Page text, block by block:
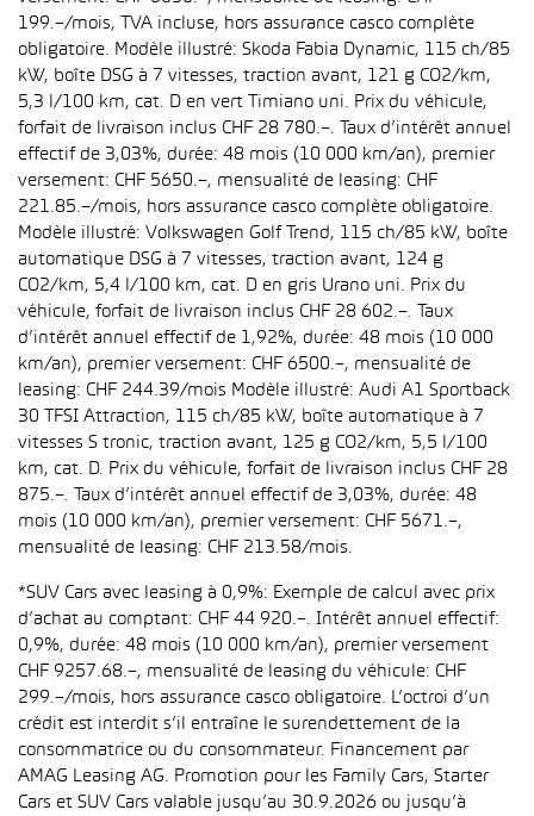
199.–/mois, TVA incluse, hors assurance casco complète
obligatoire. Modèle illustré: Skoda Fabia Dynamic, 115 ch/85
kW, boîte DSG à 7 vitesses, traction avant, 121 g CO2/km,
5,3 l/100 km, cat. D en vert Timiano uni. Prix du véhicule,
forfait de livraison inclus CHF 28 780.–. Taux d’intérêt annuel
effectif de 3,03%, durée: 48 mois (10 000 km/an), premier
versement: CHF 5650.–, mensualité de leasing: CHF
221.85.–/mois, hors assurance casco complète obligatoire.
Modèle illustré: Volkswagen Golf Trend, 115 ch/85 kW, boîte
automatique DSG à 7 vitesses, traction avant, 124 g
CO2/km, 5,4 l/100 km, cat. D en gris Urano uni. Prix du
véhicule, forfait de livraison inclus CHF 28 602.–. Taux
d’intérêt annuel effectif de 1,92%, durée: 48 mois (10 000
km/an), premier versement: CHF 6500.–, mensualité de
leasing: CHF 244.39/mois Modèle illustré: Audi A1 Sportback
30 TFSI Attraction, 115 ch/85 kW, boîte automatique à 7
vitesses S tronic, traction avant, 125 g CO2/km, 5,5 l/100
km, cat. D. Prix du véhicule, forfait de livraison inclus CHF 28
875.–. Taux d’intérêt annuel effectif de 3,03%, durée: 48
mois (10 000 km/an), premier versement: CHF 5671.–,
mensualité de leasing: CHF 213.58/mois.
*SUV Cars avec leasing à 0,9%: Exemple de calcul avec prix
d’achat au comptant: CHF 44 920.–. Intérêt annuel effectif:
0,9%, durée: 48 mois (10 000 km/an), premier versement
CHF 9257.68.–, mensualité de leasing du véhicule: CHF
299.–/mois, hors assurance casco obligatoire. L’octroi d’un
crédit est interdit s’il entraîne le surendettement de la
consommatrice ou du consommateur. Financement par
AMAG Leasing AG. Promotion pour les Family Cars, Starter
Cars et SUV Cars valable jusqu’au 30.9.2026 ou jusqu’à